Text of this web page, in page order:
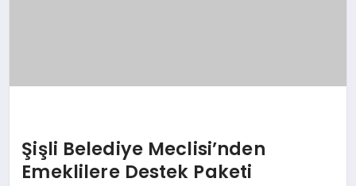
Şişli Belediye Meclisi’nden
Emeklilere Destek Paketi